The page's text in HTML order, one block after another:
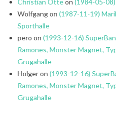
Christian Otteon (1984-05-
Wolfgangon (1987-11-19)
Sporthalle
pero on (1993-12-16)
Ramones, Monster Magnet,
Grugahalle
Holgeron (1993-12-16)
Ramones, Monster Magnet,
Grugahalle